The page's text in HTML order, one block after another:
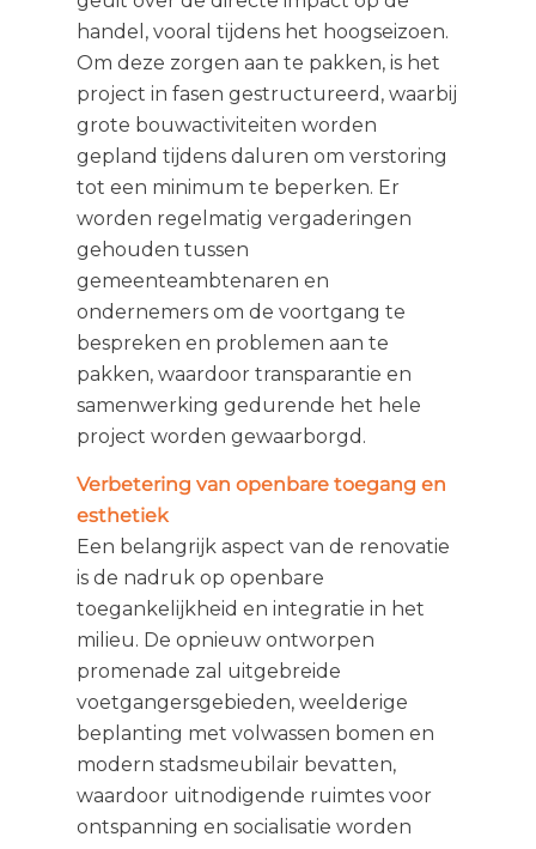
handel, vooral tijdens het hoogseizoen.
Om deze zorgen aan te pakken, is het
project in fasen gestructureerd, waarbij
grote bouwactiviteiten worden
gepland tijdens daluren om verstoring
tot een minimum te beperken. Er
worden regelmatig vergaderingen
gehouden tussen
gemeenteambtenaren en
ondernemers om de voortgang te
bespreken en problemen aan te
pakken, waardoor transparantie en
samenwerking gedurende het hele
project worden gewaarborgd.
Verbetering van openbare toegang en
esthetiek
Een belangrijk aspect van de renovatie
is de nadruk op openbare
toegankelijkheid en integratie in het
milieu. De opnieuw ontworpen
promenade zal uitgebreide
voetgangersgebieden, weelderige
beplanting met volwassen bomen en
modern stadsmeubilair bevatten,
waardoor uitnodigende ruimtes voor
ontspanning en socialisatie worden